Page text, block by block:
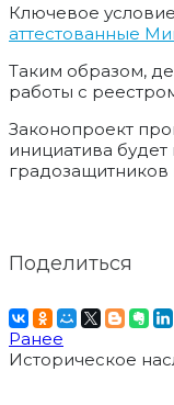
Ключевое
аттестованные
Таким образом,
работы с
Законопроект
инициатива
градозащитников
Поделиться
Ранее
Историческое